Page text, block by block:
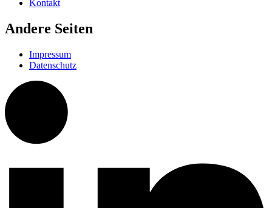
Kontakt
Andere Seiten
Impressum
Datenschutz